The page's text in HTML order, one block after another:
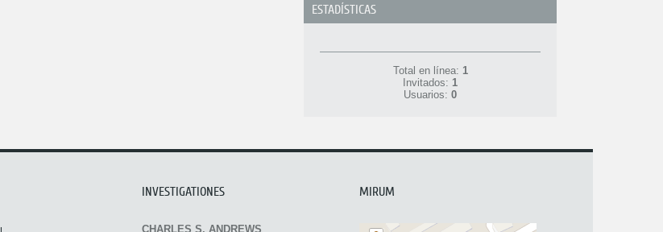
ESTADÍSTICAS
Total en línea: 1
Invitados: 1
Usuarios: 0
INVESTIGATIONES
CHARLES S. ANDREWS
MIRUM